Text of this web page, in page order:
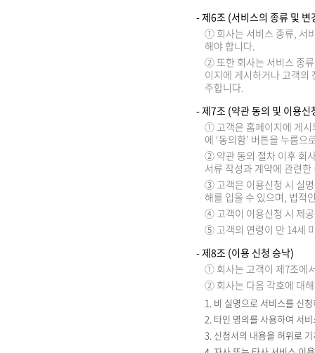
- 제6조 (서비스의 종류 및 변
① 회사는 서비스 종류, 서
해야 합니다.
② 또한 회사는 서비스 종
이지에 게시하거나 고객의
주합니다.
- 제7조 (약관 동의 및 이용신
① 고객은 홈페이지에 게시
에 ‘동의함’ 버튼을 누름
② 약관 동의 절차 이후 회
서류 작성과 계약에 관련
③ 고객은 이용신청 시 실
해를 입을 수 있으며, 법적
④ 고객이 이용신청 시 제
⑤ 고객의 연령이 만 14세
- 제8조 (이용 신청 승낙)
① 회사는 고객이 제7조에
② 회사는 다음 각호에 대
1. 비 실명으로 서비스를 신
2. 타인 명의를 사용하여 서
3. 신청서의 내용을 허위로